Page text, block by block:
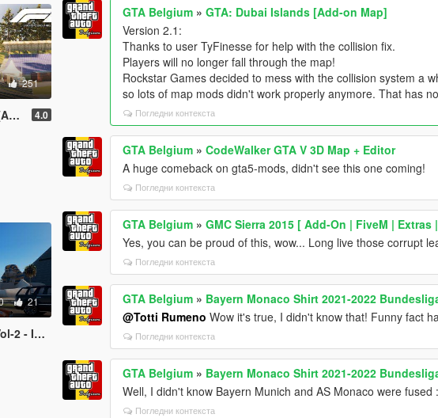
251
4.0
21
GTA Belgium »GTA: Dubai Islands [Add-on Map]
Version 2.1:
Thanks to user TyFinesse for help with the collision fix.
Players will no longer fall through the map!
Rockstar Games decided to mess with the collision system a
so lots of map mods didn't work properly anymore. That has
Погледни контекста
GTA Belgium »CodeWalker GTA V 3D Map + Editor
A huge comeback on gta5-mods, didn't see this one coming!
Погледни контекста
GTA Belgium »GMC Sierra 2015 [ Add-On | FiveM | Extras
Yes, you can be proud of this, wow... Long live those corrupt
Погледни контекста
GTA Belgium » Bayern Monaco Shirt 2021-2022
@Totti Rumeno Wow it's true, I didn't know that! Funny fact
Погледни контекста
GTA Belgium » Bayern Monaco Shirt 2021-2022
Well, I didn't know Bayern Munich and AS Monaco were fused
Погледни контекста